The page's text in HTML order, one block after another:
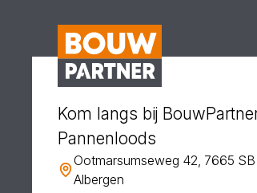
Kom langs bij
Pannenloods
Ootmarsumseweg 42, 7665 SB
Albergen